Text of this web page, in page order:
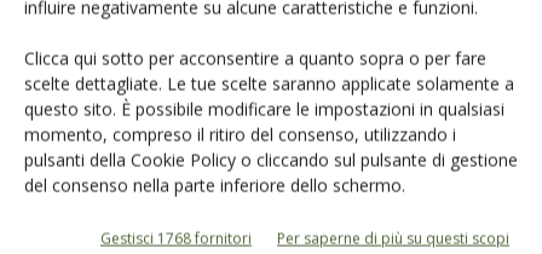
influire negativamente su alcune caratteristiche e funzioni.
Clicca qui sotto per acconsentire a quanto sopra o per fare
scelte dettagliate. Le tue scelte saranno applicate solamente a
questo sito. È possibile modificare le impostazioni in qualsiasi
momento, compreso il ritiro del consenso, utilizzando i
pulsanti della Cookie Policy o cliccando sul pulsante di gestione
del consenso nella parte inferiore dello schermo.
Gestisci 1768 fornitori Per saperne di più su questi scopi
politiche UE chiamate a proteggere una filiera identitaria
Tutti i dati numerici derivano esclusivamente da:
Agra Facts n.11-26 (01/02/2026)
Sintesi del report Commissione europea